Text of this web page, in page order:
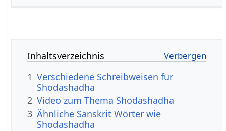
Inhaltsverzeichnis
1 Verschiedene Schreibweisen für
Shodashadha
2 Video zum Thema Shodashadha
3 Ähnliche Sanskrit Wörter wie
Shodashadha